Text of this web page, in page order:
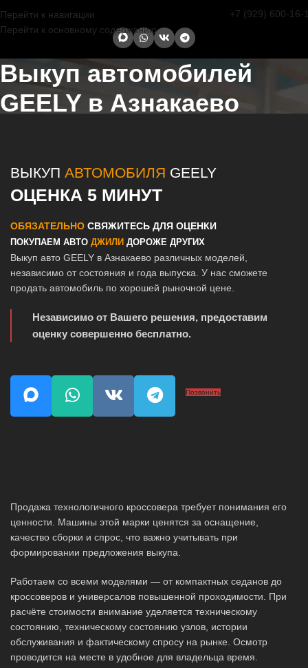
Перейти к навигации
Перейти к основному содержанию
+7 (929) 600-16-
Выкуп автомобилей
GEELY в Азнакаево
ВЫКУП АВТОМОБИЛЯ GEELY
ОЦЕНКА 5 МИНУТ
ОБЯЗАТЕЛЬНО СВЯЖИТЕСЬ ДЛЯ ОЦЕНКИ
ПОКУПАЕМ АВТО ДЖИЛИ ДОРОЖЕ ДРУГИХ
Выкуп авто GEELY в Азнакаево различных моделей,
независимо от состояния и года выпуска. У нас сможете
продать автомобиль по хорошей рыночной цене.
Независимо от Вашего решения, предоставим
оценку совершенно бесплатно.
Позвонить
Продажа технологичного кроссовера требует понимания его
ценности. Машины этой марки ценятся за оснащение,
качество сборки и спрос, что важно учитывать при
формировании предложения выкупа.
Работаем со всеми моделями — от компактных седанов до
кроссоверов и универсалов повышенной проходимости. При
расчёте стоимости внимание уделяется техническому
состоянию, техническому состоянию узлов, истории
обслуживания и фактическому спросу на рынке. Осмотр
проводится на месте в удобное для владельца время.